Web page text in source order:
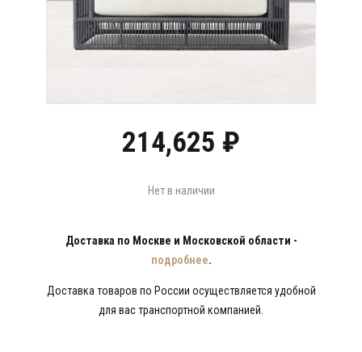
214,625 ₽
Нет в наличии
Доставка по Москве и Московской области -
подробнее.
Доставка товаров по России осуществляется удобной
для вас транспортной компанией.